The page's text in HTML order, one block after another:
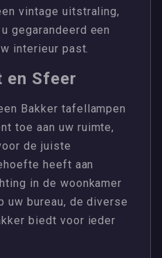
vintage uitstraling,
gegarandeerd een
interieur past.
en Sfeer
Bakker tafellampen
toe aan uw ruimte,
de juiste
heeft aan
in de woonkamer
bureau, de diverse
biedt voor ieder